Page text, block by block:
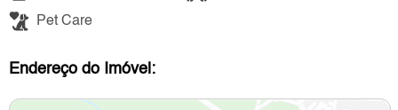
Pet Care
Endereço do Imóvel: